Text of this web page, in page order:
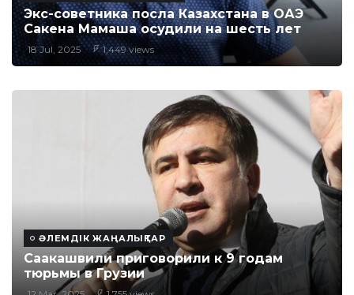
Экс-советника посла Казахстана в ОАЭ
Сакена Мамаша осудили на шесть лет
18 Jul, 2025 1,449 views
ӘЛЕМДІК ЖАҢАЛЫҚТАР
Саакашвили приговорили к 9 годам
тюрьмы в Грузии